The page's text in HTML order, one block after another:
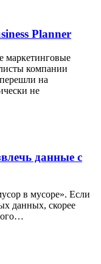
Planner
маркетинговые
компании
на
не
данные с
в мусоре». Если
данных, скорее